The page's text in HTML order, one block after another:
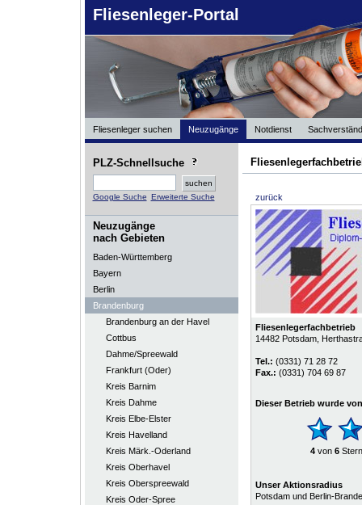
Fliesenleger-Portal
Fliesenleger suchen Neuzugänge Notdienst
PLZ-Schnellsuche
Google Suche Erweiterte Suche
Neuzugänge
nach Gebieten
Baden-Württemberg
Bayern
Berlin
Brandenburg
Brandenburg an der Havel
Cottbus
Dahme/Spreewald
Frankfurt (Oder)
Kreis Barnim
Kreis Dahme
Kreis Elbe-Elster
Kreis Havelland
Kreis Märk.-Oderland
Kreis Oberhavel
Kreis Oberspreewald
Kreis Oder-Spree
zurück
Fliesenlegerfachbetrieb
14482 Potsdam,
Tel.: (0331) 71 28 72
Fax.: (0331) 704 69 87
Dieser Betrieb wurde
4von 6
Unser Aktionsradius
Potsdam und Berlin-